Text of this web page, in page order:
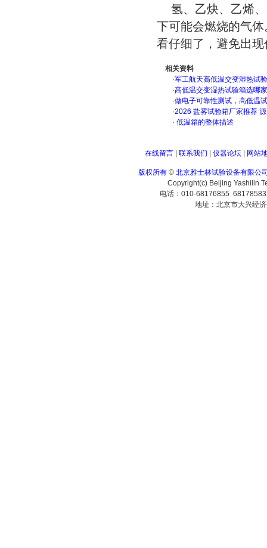
氢、乙炔、乙烯、
下可能会燃烧的气
看仔细了，避免出
相关资料
·军工航天高低温交变湿热试
·高低温交变湿热试验箱选哪
·做电子可靠性测试，高低温
·2026 盐雾试验箱厂家推荐
· 低温箱的整体描述
在线留言| 联系我们 仪器论坛| 网站
版权所有 © 北京雅士林试验设备有限公
Copyright(c) Beijing Yashilin
电话：010-68176855
地址：北京市大兴经